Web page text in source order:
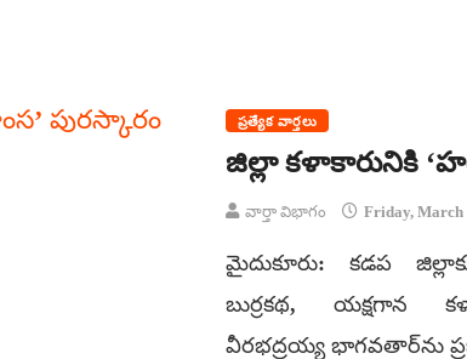
ప్రత్యేక వార్తలు
జిల్లా కళాకారునికి
వార్తా విభాగం Friday, March
మైదుకూరు: కడప
బుర్రకథ, యక్షగాన
వీరభద్రయ్య భాగవతార్‌ను